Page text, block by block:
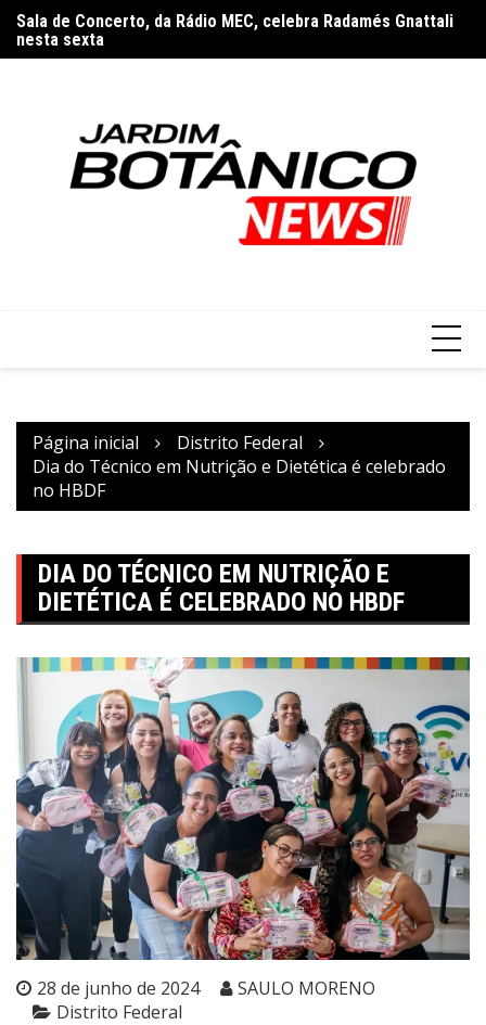
para
o
Sala de Concerto, da Rádio MEC, celebra Radamés Gnattali
nesta sexta
Página inicial
Distrito Federal
Dia do Técnico em Nutrição e Dietética é celebrado
no HBDF
DIA DO TÉCNICO EM NUTRIÇÃO E
DIETÉTICA É CELEBRADO NO HBDF
28 de junho de 2024
SAULO MORENO
Distrito Federal